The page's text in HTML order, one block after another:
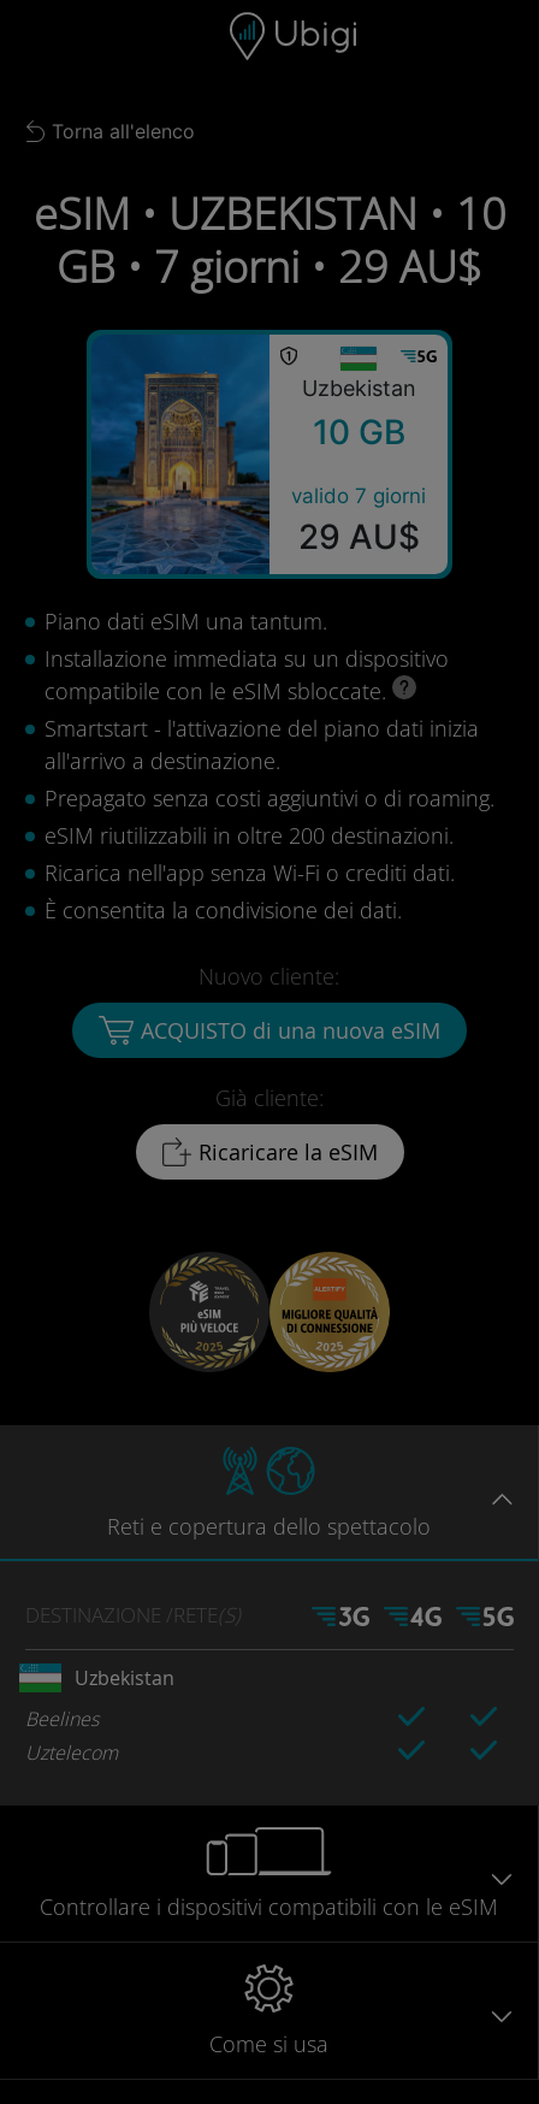
Barra di navigazione
Back to list
Torna all'elenco
eSIM • UZBEKISTAN • 10
GB • 7 giorni • 29 AU$
Uzbekistan
10 GB
valido 7 giorni
29 AU$
Piano dati eSIM una tantum.
Installazione immediata su un dispositivo
compatibile con le eSIM sbloccate.
Smartstart - l'attivazione del piano dati inizia
all'arrivo a destinazione.
Prepagato senza costi aggiuntivi o di roaming.
eSIM riutilizzabili in oltre 200 destinazioni.
Ricarica nell'app senza Wi-Fi o crediti dati.
È consentita la condivisione dei dati.
Già cliente:
Ricaricare la eSIM
Nuovo cliente:
ACQUISTO di una nuova eSIM
Reti e copertura dello spettacolo
DESTINAZIONE /RETE(S)
Uzbekistan
Beelines
Uztelecom
Controllare i dispositivi compatibili con le eSIM
Come si usa